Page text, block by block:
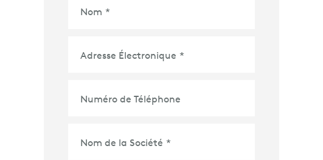
Nom *
Adresse Électronique *
Numéro de Téléphone
Nom de la Société *